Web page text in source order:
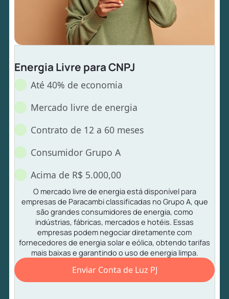
Energia Livre para CNPJ
Até 40% de economia
Mercado livre de energia
Contrato de 12 a 60 meses
Consumidor Grupo A
Acima de R$ 5.000,00
O mercado livre de energia está disponível para
empresas de Paracambi classificadas no Grupo A, que
são grandes consumidores de energia, como
indústrias, fábricas, mercados e hotéis. Essas
empresas podem negociar diretamente com
fornecedores de energia solar e eólica, obtendo tarifas
mais baixas e garantindo o uso de energia limpa.
Enviar Conta de Luz PJ